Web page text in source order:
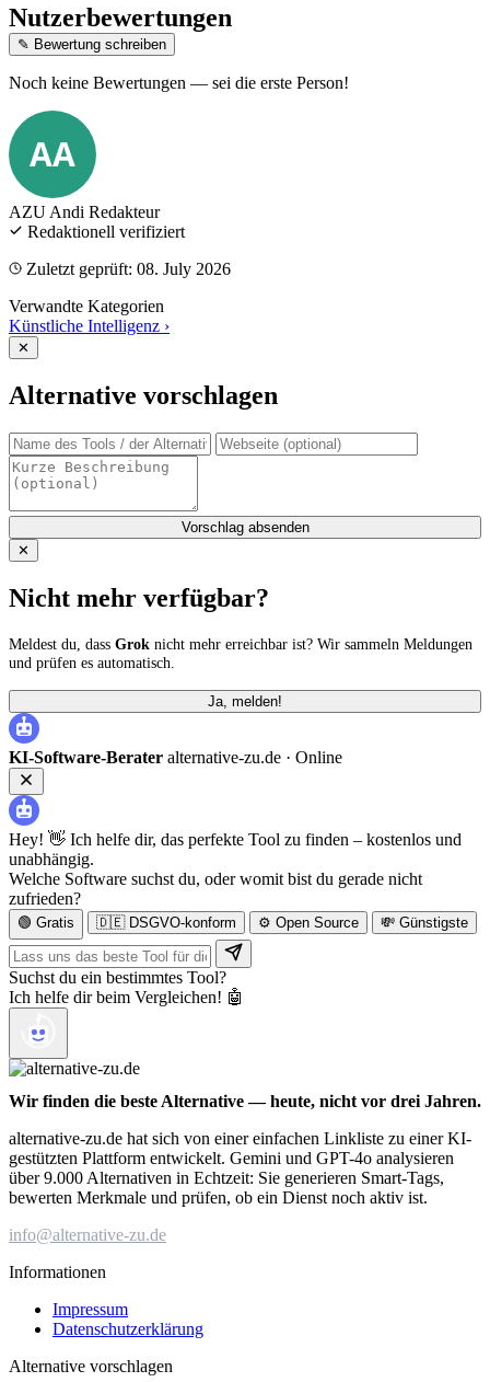
Nutzerbewertungen
✎ Bewertung schreiben
Noch keine Bewertungen — sei die erste Person!
AA
AZU Andi Redakteur
Redaktionell verifiziert
Zuletzt geprüft: 08. July 2026
Verwandte Kategorien
Künstliche Intelligenz ›
✕
Alternative vorschlagen
Vorschlag absenden
✕
Nicht mehr verfügbar?
Meldest du, dass Grok nicht mehr erreichbar ist? Wir sammeln Meldungen
und prüfen es automatisch.
Ja, melden!
KI-Software-Berater alternative-zu.de · Online
Hey! 👋 Ich helfe dir, das perfekte Tool zu finden – kostenlos und
unabhängig.
Welche Software suchst du, oder womit bist du gerade nicht
zufrieden?
🟢 Gratis 🇩🇪 DSGVO-konform ⚙️ Open Source 💸 Günstigste
Suchst du ein bestimmtes Tool?
Ich helfe dir beim Vergleichen! 🤖
Wir finden die beste Alternative — heute, nicht vor drei Jahren.
alternative-zu.de hat sich von einer einfachen Linkliste zu einer KI-
gestützten Plattform entwickelt. Gemini und GPT-4o analysieren
über 9.000 Alternativen in Echtzeit: Sie generieren Smart-Tags,
bewerten Merkmale und prüfen, ob ein Dienst noch aktiv ist.
info@alternative-zu.de
Informationen
Impressum
Datenschutzerklärung
Alternative vorschlagen